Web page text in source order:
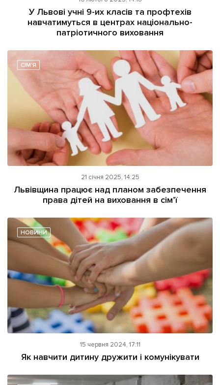
Інтерв'ю
Репортаж
Розслідування
Погляди
Ініціативи
Лонгріди
Прес-релізи
Made in Lviv
Зв'язатися з нами
[email protected] Реклама на сайті
Політика конфіденційності
Наші соц мережі
Підтримати dyvys.info
У Львові учні 9-их класів та профтехів
навчатимуться в центрах національно-
патріотичного виховання
СІМ'Я
21 січня 2025, 14:25
Львівщина працює над планом забезпечення
права дітей на виховання в сім’ї
НОВИНИ
15 червня 2024, 17:11
Як навчити дитину дружити і комунікувати